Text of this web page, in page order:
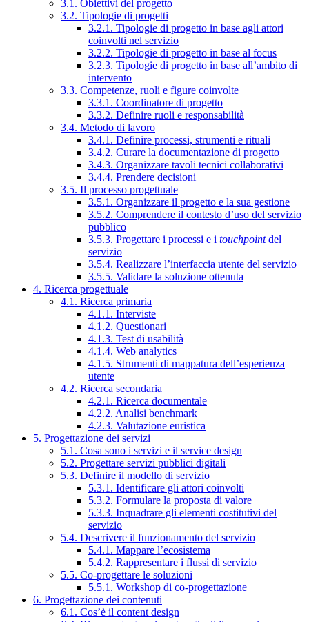
3.1. Obiettivi del progetto
3.2. Tipologie di progetti
3.2.1. Tipologie di progetto in base agli attori
coinvolti nel servizio
3.2.2. Tipologie di progetto in base al focus
3.2.3. Tipologie di progetto in base all’ambito di
intervento
3.3. Competenze, ruoli e figure coinvolte
3.3.1. Coordinatore di progetto
3.3.2. Definire ruoli e responsabilità
3.4. Metodo di lavoro
3.4.1. Definire processi, strumenti e rituali
3.4.2. Curare la documentazione di progetto
3.4.3. Organizzare tavoli tecnici collaborativi
3.4.4. Prendere decisioni
3.5. Il processo progettuale
3.5.1. Organizzare il progetto e la sua gestione
3.5.2. Comprendere il contesto d’uso del servizio
pubblico
3.5.3. Progettare i processi e i touchpointdel
servizio
3.5.4. Realizzare l’interfaccia utente del servizio
3.5.5. Validare la soluzione ottenuta
4. Ricerca progettuale
4.1. Ricerca primaria
4.1.1. Interviste
4.1.2. Questionari
4.1.3. Test di usabilità
4.1.4. Web analytics
4.1.5. Strumenti di mappatura dell’esperienza
utente
4.2. Ricerca secondaria
4.2.1. Ricerca documentale
4.2.2. Analisi benchmark
4.2.3. Valutazione euristica
5. Progettazione dei servizi
5.1. Cosa sono i servizi e il service design
5.2. Progettare servizi pubblici digitali
5.3. Definire il modello di servizio
5.3.1. Identificare gli attori coinvolti
5.3.2. Formulare la proposta di valore
5.3.3. Inquadrare gli elementi costitutivi del
servizio
5.4. Descrivere il funzionamento del servizio
5.4.1. Mappare l’ecosistema
5.4.2. Rappresentare i flussi di servizio
5.5. Co-progettare le soluzioni
5.5.1. Workshop di co-progettazione
6. Progettazione dei contenuti
6.1. Cos’è il content design